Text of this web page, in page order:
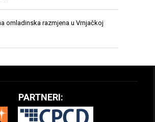
omladinska razmjena u Vrnjačkoj
PARTNERI: